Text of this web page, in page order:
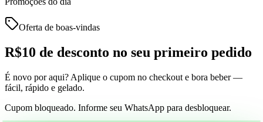
Oferta de boas-vindas
R$10 de desconto no seu primeiro pedido
É novo por aqui? Aplique o cupom no checkout e bora beber —
fácil, rápido e gelado.
Cupom bloqueado. Informe seu WhatsApp para desbloquear.